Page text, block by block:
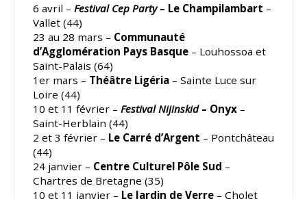
6 avril – Festival Cep Party– Le Champilambart –
Vallet (44)
23 au 28 mars – Communauté
d’Agglomération Pays Basque – Louhossoa et
Saint-Palais (64)
1er mars – Théâtre Ligéria – Sainte Luce sur
Loire (44)
10 et 11 février – Festival Nijinskid– Onyx –
Saint-Herblain (44)
2 et 3 février – Le Carré d’Argent – Pontchâteau
(44)
24 janvier – Centre Culturel Pôle Sud –
Chartres de Bretagne (35)
10 et 11 janvier – Le Jardin de Verre – Cholet